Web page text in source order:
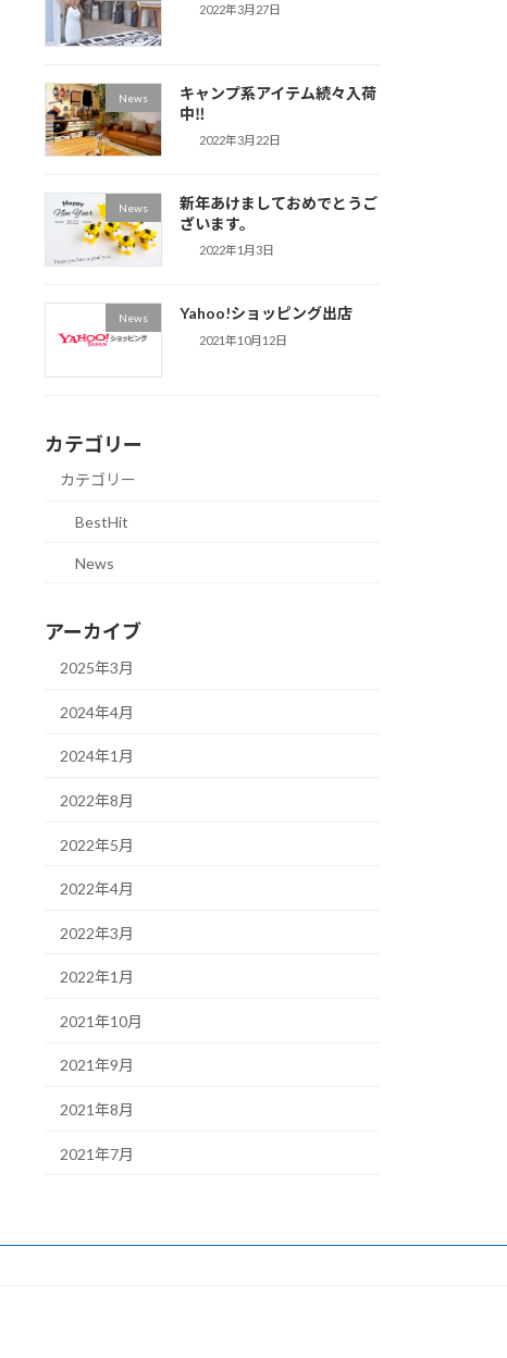
2022年3月27日
News
キャンプ系アイテム続々入荷
中‼
2022年3月22日
News
新年あけましておめでとうご
ざいます。
2022年1月3日
News Yahoo!ショッピング出店
2021年10月12日
カテゴリー
カテゴリー
BestHit
News
アーカイブ
2025年3月
2024年4月
2024年1月
2022年8月
2022年5月
2022年4月
2022年3月
2022年1月
2021年10月
2021年9月
2021年8月
2021年7月